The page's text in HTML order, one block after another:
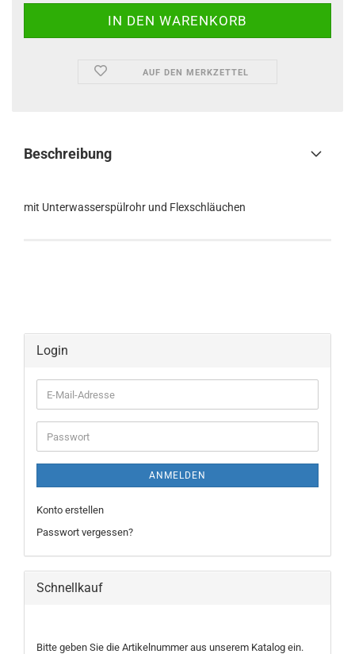
AUF DEN MERKZETTEL
Beschreibung
mit Unterwasserspülrohr und Flexschläuchen
Login
E-
Mail-
Adresse
Passwort
ANMELDEN
Konto erstellen
Passwort vergessen?
Schnellkauf
BITTE
Bitte geben Sie die Artikelnummer aus unserem Katalog ein.